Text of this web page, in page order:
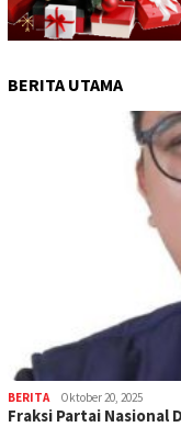
BERITA UTAMA
BERITA Oktober 20, 2025
Fraksi Partai Nasional